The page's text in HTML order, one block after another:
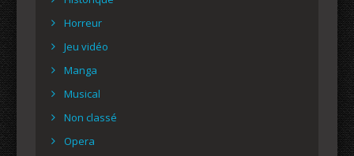
Horreur
Jeu vidéo
Manga
Musical
Non classé
Opera